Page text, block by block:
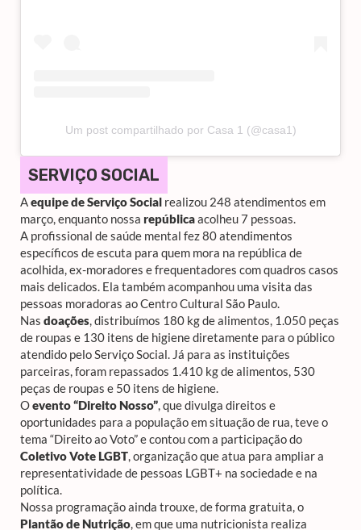
Um post compartilhado por Casa 1 (@casa1)
SERVIÇO SOCIAL
Aequipe de Serviço Social realizou 248 atendimentos em
março, enquanto nossa repúblicaacolheu 7 pessoas.
A profissional de saúde mental fez 80 atendimentos
específicos de escuta para quem mora na república de
acolhida, ex-moradores e frequentadores com quadros casos
mais delicados. Ela também acompanhou uma visita das
pessoas moradoras ao Centro Cultural São Paulo.
Nas doações, distribuímos 180 kg de alimentos, 1.050 peças
de roupas e 130 itens de higiene diretamente para o público
atendido pelo Serviço Social. Já para as instituições
parceiras, foram repassados 1.410 kg de alimentos, 530
peças de roupas e 50 itens de higiene.
Oevento “Direito Nosso”, que divulga direitos e
oportunidades para a população em situação de rua, teve o
tema “Direito ao Voto” e contou com a participação do
Coletivo Vote LGBT, organização que atua para ampliar a
representatividade de pessoas LGBT+ na sociedade e na
política.
Nossa programação ainda trouxe, de forma gratuita, o
Plantão de Nutrição, em que uma nutricionista realiza